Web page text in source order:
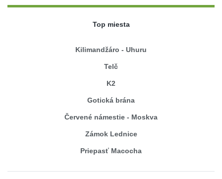
Top miesta
Kilimandžáro - Uhuru
Telč
K2
Gotická brána
Červené námestie - Moskva
Zámok Lednice
Priepasť Macocha